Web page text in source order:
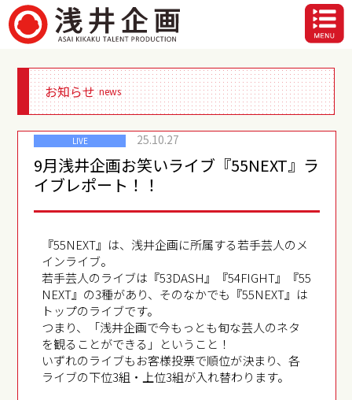
お知らせ news
LIVE 25.10.27
9月浅井企画お笑いライブ『55NEXT』ラ
イブレポート！！
『55NEXT』は、浅井企画に所属する若手芸人のメ
インライブ。
若手芸人のライブは『53DASH』『54FIGHT』『55
NEXT』の3種があり、そのなかでも『55NEXT』は
トップのライブです。
つまり、「浅井企画で今もっとも旬な芸人のネタ
を観ることができる」ということ！
いずれのライブもお客様投票で順位が決まり、各
ライブの下位3組・上位3組が入れ替わります。